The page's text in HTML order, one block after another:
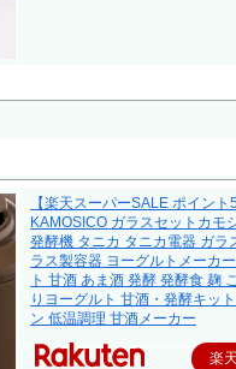
【楽天スーパーSALE ポイント
KAMOSICO ガラスセットカモ
発酵機 タニカ タニカ電器 ガラ
ラス製容器 ヨーグルトメーカ
ト 甘酒 あま酒 発酵 発酵食 麹
りヨーグルト 甘酒・発酵キッ
ン 低温調理 甘酒メーカー
楽